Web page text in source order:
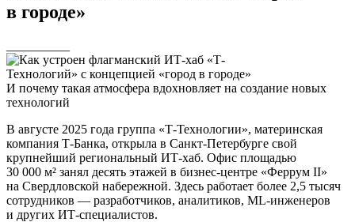
в городе»
И почему такая атмосфера вдохновляет на создание новых
технологий
В августе 2025 года группа «Т-Технологии», материнская
компания Т-Банка, открыла в Санкт-Петербурге свой
крупнейший региональный ИТ-хаб. Офис площадью
30 000 м² занял десять этажей в бизнес-центре «Феррум II»
на Свердловской набережной. Здесь работает более 2,5 тысяч
сотрудников — разработчиков, аналитиков, ML-инженеров
и других ИТ-специалистов.